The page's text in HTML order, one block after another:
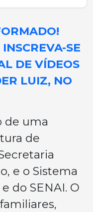
SE
DE VÍDEOS
LUIZ, NO
de uma
de
e o Sistema
do SENAI. O